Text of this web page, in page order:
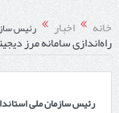
توسعه
خانه اخبار رئیس
راه‌اندازی‌ سامانه مرز
رئیس سازمان ملی